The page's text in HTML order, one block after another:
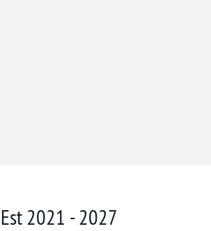
2021 - 2027